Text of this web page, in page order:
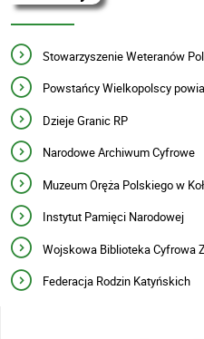
Stowarzyszenie Weteranów
Powstańcy Wielkopolscy
Dzieje Granic RP
Narodowe Archiwum Cyfrowe
Muzeum Oręża Polskiego w
Instytut Pamięci Narodowej
Wojskowa Biblioteka Cyfrowa
Federacja Rodzin Katyńskich